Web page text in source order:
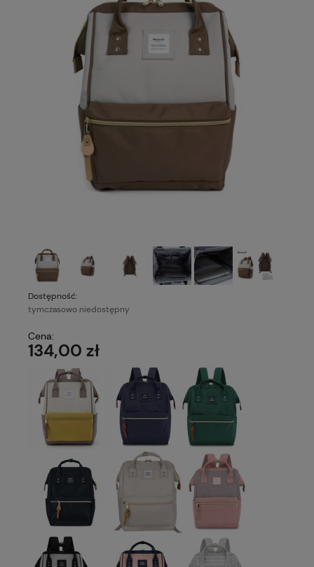
Dostępność:
tymczasowo niedostępny
Cena:
134,00 zł